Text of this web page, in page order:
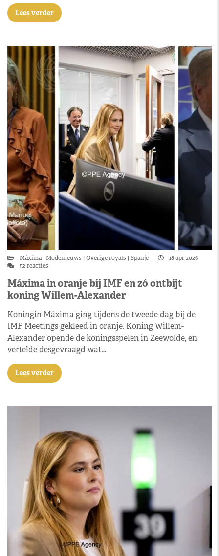
Lees verder
Máxima Modenieuws Overige royals Spanje
18 apr 2026
52 reacties
Máxima in oranje bij IMF en zó ontbijt
koning Willem-Alexander
Koningin Máxima ging tijdens de tweede dag bij de
IMF Meetings gekleed in oranje. Koning Willem-
Alexander opende de koningsspelen in Zeewolde, en
vertelde desgevraagd wat…
Lees verder